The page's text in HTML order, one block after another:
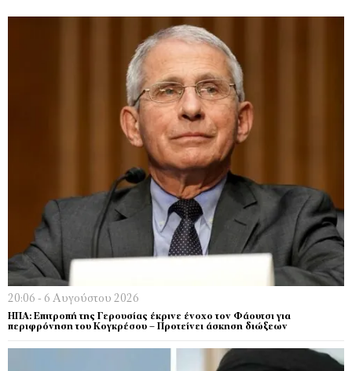
20:06 - 6 Αυγούστου 2026
ΗΠΑ: Επιτροπή της Γερουσίας έκρινε ένοχο τον Φάουτσι για
περιφρόνηση του Κογκρέσου – Προτείνει άσκηση διώξεων